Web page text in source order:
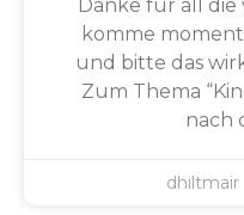
Danke für all die
komme
und bitte das
Zum Thema
nach
dhiltmair